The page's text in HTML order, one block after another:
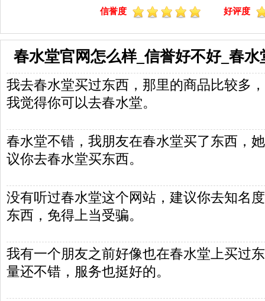
信誉度 好评度
春水堂官网怎么样_信誉好不好_春
我去春水堂买过东西，那里的商品比较多
我觉得你可以去春水堂。
春水堂不错，我朋友在春水堂买了东西，
议你去春水堂买东西。
没有听过春水堂这个网站，建议你去知名
东西，免得上当受骗。
我有一个朋友之前好像也在春水堂上买过
量还不错，服务也挺好的。